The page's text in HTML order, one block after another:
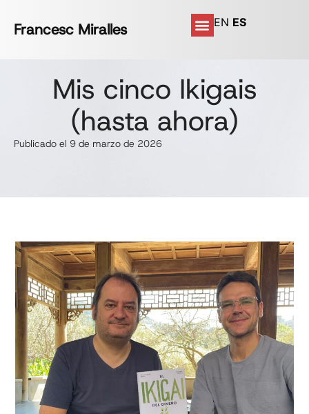
Francesc Miralles EN ES
Mis cinco Ikigais
(hasta ahora)
Publicado el 9 de marzo de 2026